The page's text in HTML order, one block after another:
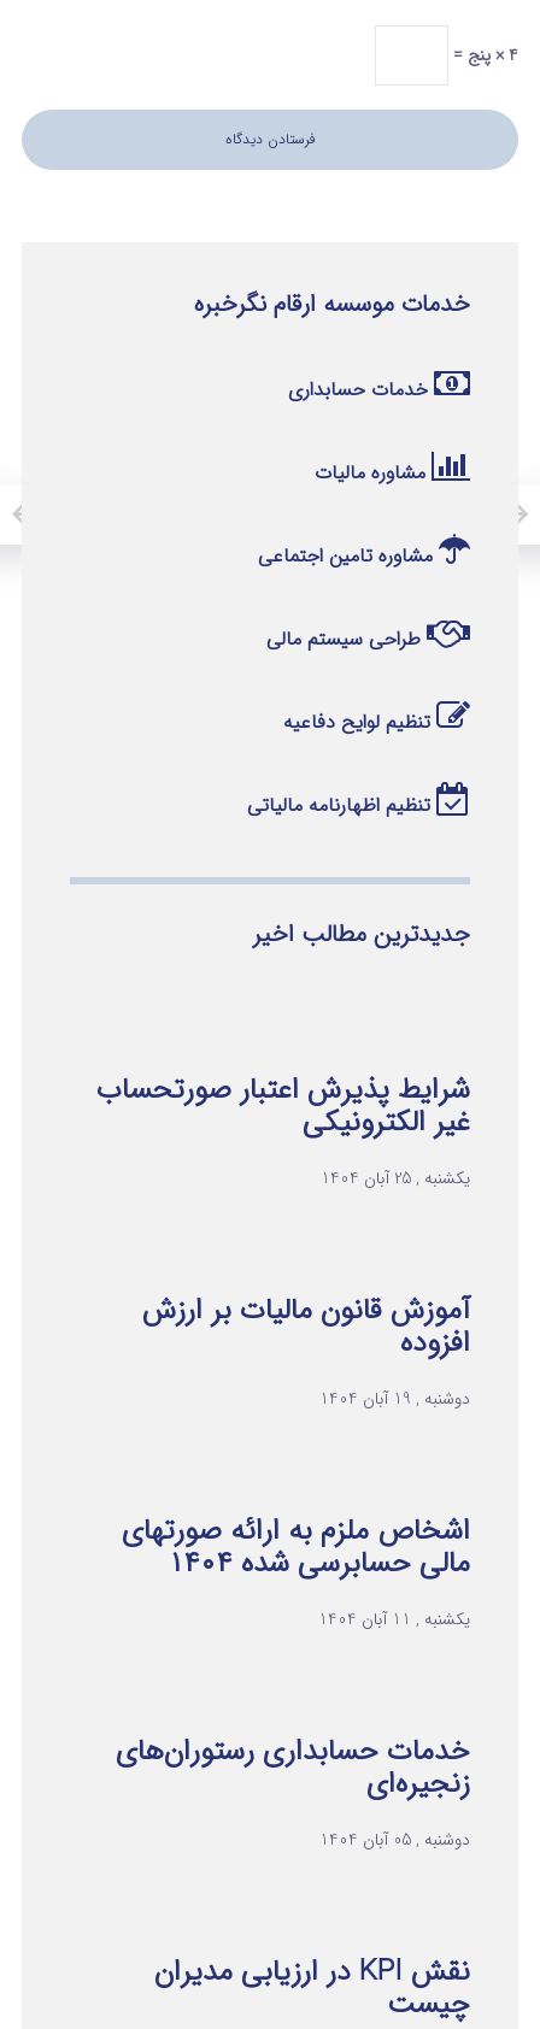
4 × پنج =
خدمات موسسه ارقام نگرخبره
خدمات حسابداری
مشاوره مالیات
مشاوره تامین اجتماعی
طراحی سیستم مالی
تنظیم لوایح دفاعیه
تنظیم اظهارنامه مالیاتی
جدیدترین مطالب اخیر
شرایط پذیرش اعتبار صورتحساب
غیر الکترونیکی
یکشنبه , 25 آبان 1404
آموزش قانون مالیات بر ارزش
افزوده
دوشنبه , 19 آبان 1404
اشخاص ملزم به ارائه صورتهای
مالی حسابرسی شده ۱۴۰۴
یکشنبه , 11 آبان 1404
خدمات حسابداری رستوران‌های
زنجیره‌ای
دوشنبه , 05 آبان 1404
نقش KPI در ارزیابی مدیران
چیست